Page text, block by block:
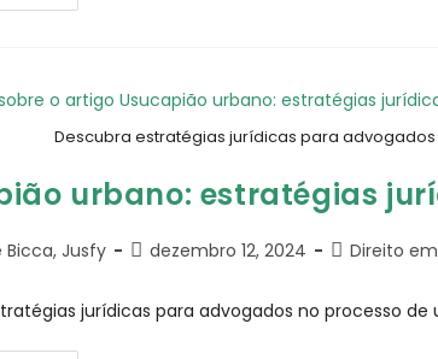
Descubra estratégias jurídicas para
urbano: estratégias
Bicca, Jusfy dezembro 12, 2024 Direito
jurídicas para advogados no processo